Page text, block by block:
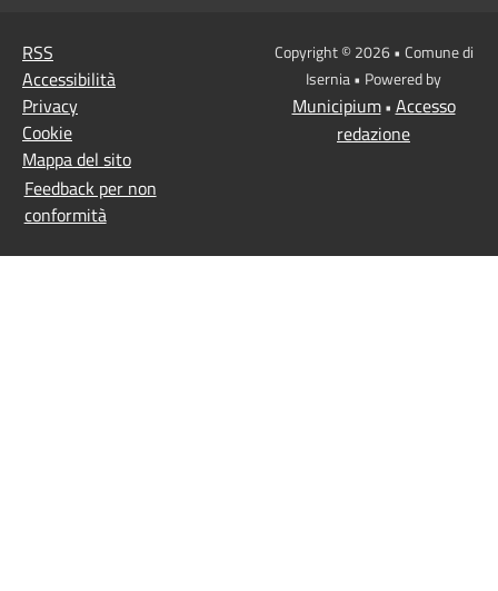
RSS
Accessibilità
Privacy
Cookie
Mappa del sito
Feedback per non
conformità
Copyright © 2026 • Comune di
Isernia • Powered by
Municipium• Accesso
redazione